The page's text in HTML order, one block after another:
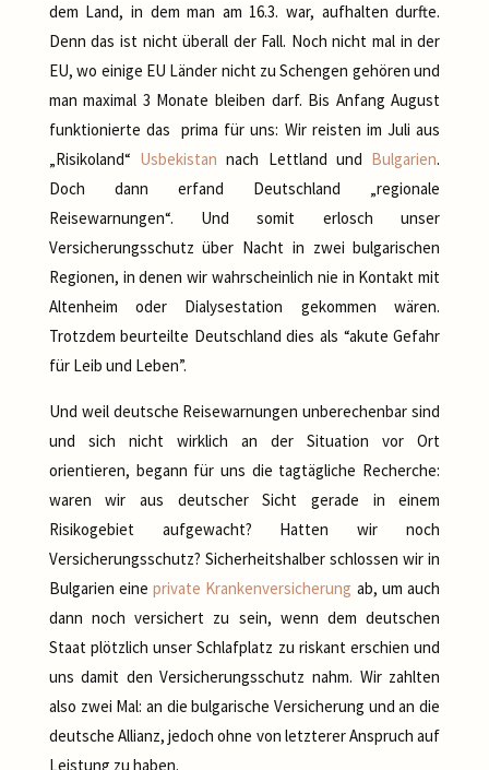
dem Land, in dem man am 16.3. war, aufhalten durfte.
Denn das ist nicht überall der Fall. Noch nicht mal in der
EU, wo einige EU Länder nicht zu Schengen gehören und
man maximal 3 Monate bleiben darf. Bis Anfang August
funktionierte das prima für uns: Wir reisten im Juli aus
„Risikoland“ Usbekistan nach Lettland und Bulgarien.
Doch dann erfand Deutschland „regionale
Reisewarnungen“. Und somit erlosch unser
Versicherungsschutz über Nacht in zwei bulgarischen
Regionen, in denen wir wahrscheinlich nie in Kontakt mit
Altenheim oder Dialysestation gekommen wären.
Trotzdem beurteilte Deutschland dies als “akute Gefahr
für Leib und Leben”.
Und weil deutsche Reisewarnungen unberechenbar sind
und sich nicht wirklich an der Situation vor Ort
orientieren, begann für uns die tagtägliche Recherche:
waren wir aus deutscher Sicht gerade in einem
Risikogebiet aufgewacht? Hatten wir noch
Versicherungsschutz? Sicherheitshalber schlossen wir in
Bulgarien eineprivate Krankenversicherung ab, um auch
dann noch versichert zu sein, wenn dem deutschen
Staat plötzlich unser Schlafplatz zu riskant erschien und
uns damit den Versicherungsschutz nahm. Wir zahlten
also zwei Mal: an die bulgarische Versicherung und an die
deutsche Allianz, jedoch ohne von letzterer Anspruch auf
Leistung zu haben.